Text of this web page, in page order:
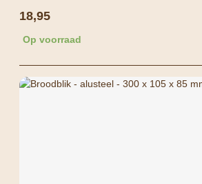
18,95
Op voorraad